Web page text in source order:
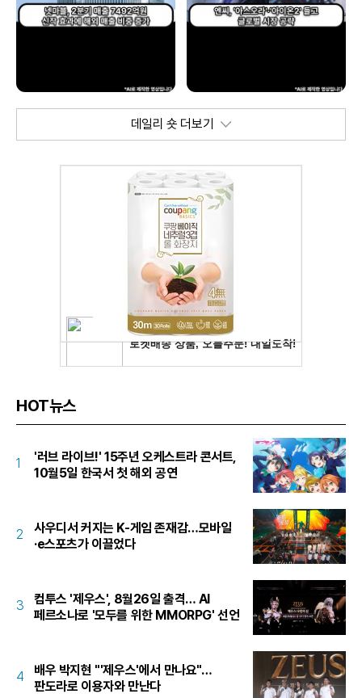
데일리 숏 더보기
HOT뉴스
1
'러브 라이브!' 15주년 오케스트라 콘서트,
10월5일 한국서 첫 해외 공연
2
사우디서 커지는 K-게임 존재감…모바일
·e스포츠가 이끌었다
3
컴투스 '제우스', 8월26일 출격… AI
페르소나로 '모두를 위한 MMORPG' 선언
4
배우 박지현 "'제우스'에서 만나요"…
판도라로 이용자와 만난다